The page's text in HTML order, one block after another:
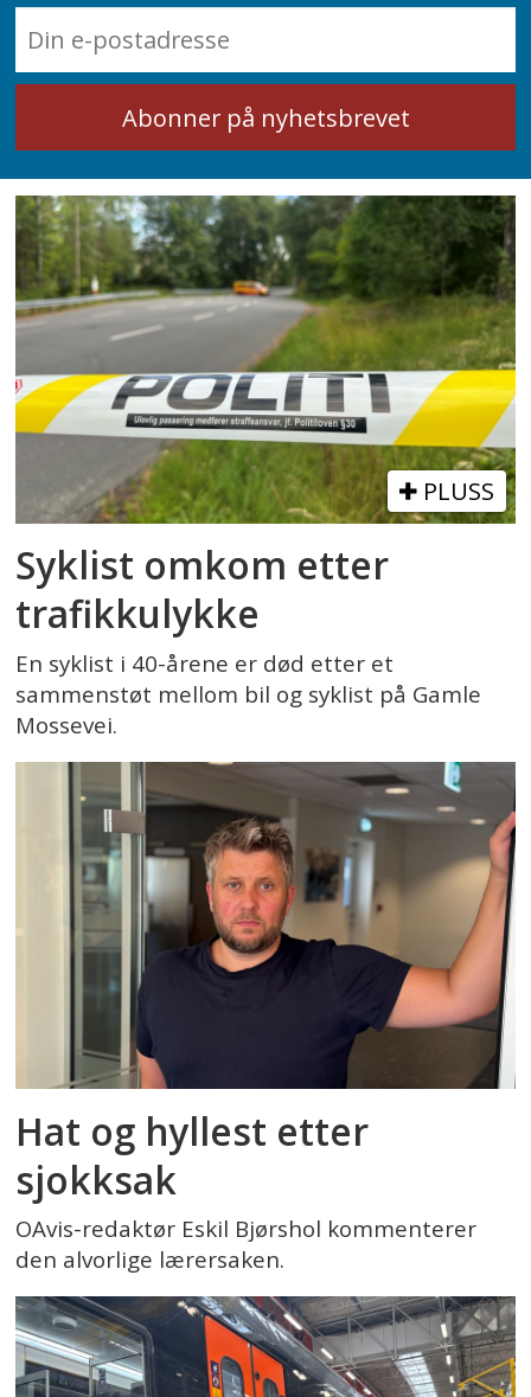
PLUSS
Syklist omkom etter
trafikkulykke
En syklist i 40-årene er død etter et
sammenstøt mellom bil og syklist på Gamle
Mossevei.
Hat og hyllest etter
sjokksak
OAvis-redaktør Eskil Bjørshol kommenterer
den alvorlige lærersaken.